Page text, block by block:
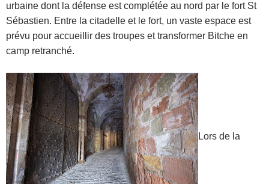
urbaine dont la défense est complétée au nord par le fort St
Sébastien. Entre la citadelle et le fort, un vaste espace est
prévu pour accueillir des troupes et transformer Bitche en
camp retranché.
Lors de la